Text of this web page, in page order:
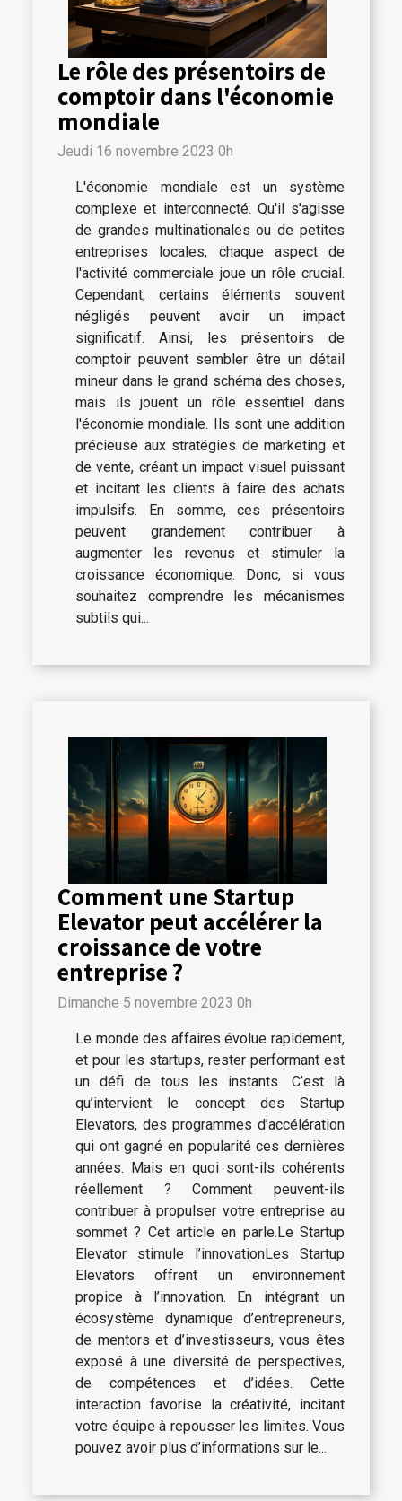
Le rôle des présentoirs de
comptoir dans l'économie
mondiale
Jeudi 16 novembre 2023 0h
L'économie mondiale est un système
complexe et interconnecté. Qu'il s'agisse
de grandes multinationales ou de petites
entreprises locales, chaque aspect de
l'activité commerciale joue un rôle crucial.
Cependant, certains éléments souvent
négligés peuvent avoir un impact
significatif. Ainsi, les présentoirs de
comptoir peuvent sembler être un détail
mineur dans le grand schéma des choses,
mais ils jouent un rôle essentiel dans
l'économie mondiale. Ils sont une addition
précieuse aux stratégies de marketing et
de vente, créant un impact visuel puissant
et incitant les clients à faire des achats
impulsifs. En somme, ces présentoirs
peuvent grandement contribuer à
augmenter les revenus et stimuler la
croissance économique. Donc, si vous
souhaitez comprendre les mécanismes
subtils qui...
Comment une Startup
Elevator peut accélérer la
croissance de votre
entreprise ?
Dimanche 5 novembre 2023 0h
Le monde des affaires évolue rapidement,
et pour les startups, rester performant est
un défi de tous les instants. C’est là
qu’intervient le concept des Startup
Elevators, des programmes d’accélération
qui ont gagné en popularité ces dernières
années. Mais en quoi sont-ils cohérents
réellement ? Comment peuvent-ils
contribuer à propulser votre entreprise au
sommet ? Cet article en parle.Le Startup
Elevator stimule l’innovationLes Startup
Elevators offrent un environnement
propice à l’innovation. En intégrant un
écosystème dynamique d’entrepreneurs,
de mentors et d’investisseurs, vous êtes
exposé à une diversité de perspectives,
de compétences et d’idées. Cette
interaction favorise la créativité, incitant
votre équipe à repousser les limites. Vous
pouvez avoir plus d’informations sur le...